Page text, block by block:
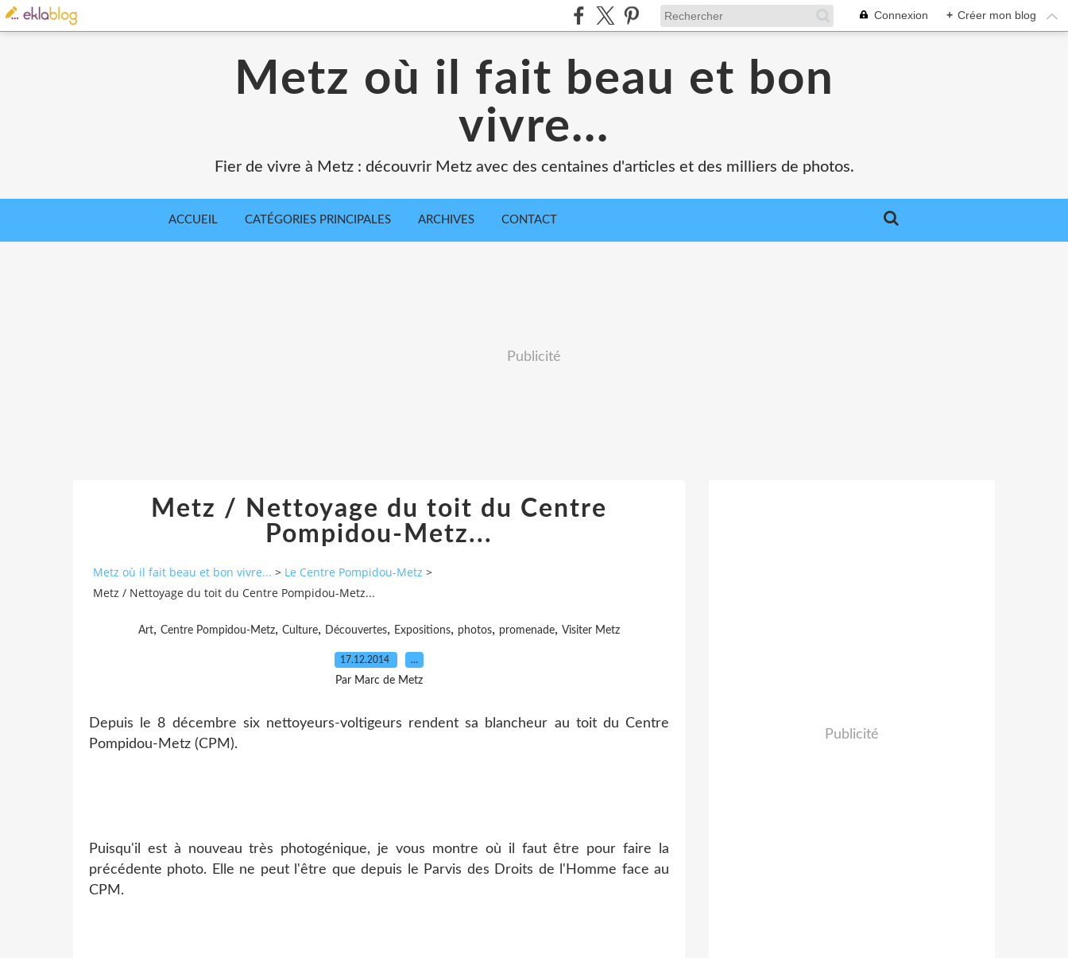
Connexion + Créer mon blog
Metz où il fait beau et bon
vivre...
Fier de vivre à Metz : découvrir Metz avec des centaines d'articles et des milliers de photos.
ACCUEIL CATÉGORIES PRINCIPALES ARCHIVES CONTACT
Publicité
Metz / Nettoyage du toit du Centre
Pompidou-Metz...
Metz où il fait beau et bon vivre... > Le Centre Pompidou-Metz >
Metz / Nettoyage du toit du Centre Pompidou-Metz...
Art, Centre Pompidou-Metz, Culture, Découvertes, Expositions, photos, promenade, Visiter Metz
17.12.2014 …
Par Marc de Metz
Depuis le 8 décembre six nettoyeurs-voltigeurs rendent sa blancheur au toit du Centre
Pompidou-Metz (CPM).
Puisqu'il est à nouveau très photogénique, je vous montre où il faut être pour faire la
précédente photo. Elle ne peut l'être que depuis le Parvis des Droits de l'Homme face au
CPM.
Publicité